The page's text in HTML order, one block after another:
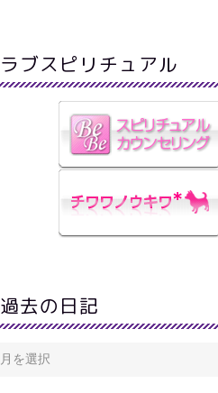
ラブスピリチュアル
過去の日記